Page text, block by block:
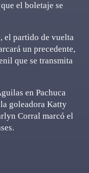
el boletaje se
el partido de vuelta
un precedente,
que se transmita
en Pachuca
goleadora Katty
Corral marcó el